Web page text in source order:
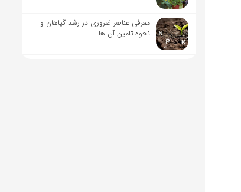
معرفی عناصر ضروری در رشد گیاهان و
نحوه تامین آن ها